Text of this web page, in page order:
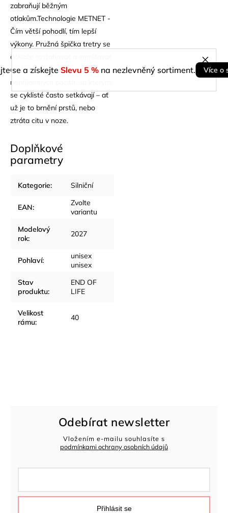
se a získejte Slevu 5 % na nezlevněný sortiment. Více o
zabraňují běžným
otlakům.Technologie METNET -
Čím větší pohodlí, tím lepší
výkony. Pružná špička tretry se
dokáže roztahovat a smršťovat
a přináší tedy úlevu od
nepříjemných pocitů, se kterými
se cyklisté často setkávají – ať
už je to brnění prstů, nebo
ztráta citu v noze.
Doplňkové
parametry
Kategorie: Silniční
EAN:
Zvolte
variantu
Modelový
rok: 2027
Pohlaví:
unisex
unisex
Stav
produktu:
END OF
LIFE
Velikost
rámu: 40
Odebírat newsletter
Vložením e-mailu souhlasíte s
podmínkami ochrany osobních údajů
Přihlásit se